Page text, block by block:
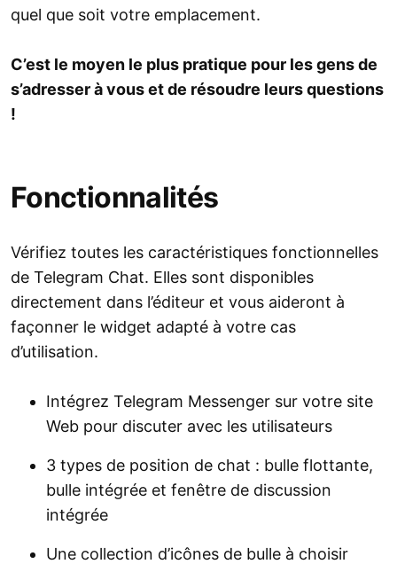
quel que soit votre emplacement.
C’est le moyen le plus pratique pour les gens de
s’adresser à vous et de résoudre leurs questions
!
Fonctionnalités
Vérifiez toutes les caractéristiques fonctionnelles
de Telegram Chat. Elles sont disponibles
directement dans l’éditeur et vous aideront à
façonner le widget adapté à votre cas
d’utilisation.
Intégrez Telegram Messenger sur votre site
Web pour discuter avec les utilisateurs
3 types de position de chat : bulle flottante,
bulle intégrée et fenêtre de discussion
intégrée
Une collection d’icônes de bulle à choisir